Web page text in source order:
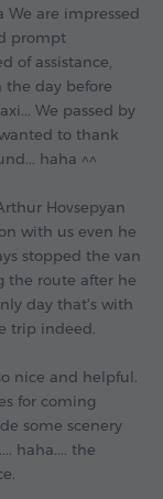
are impressed
prompt
of assistance,
the day before
We passed by
to thank
haha ^^
Hovsepyan
with us even he
stopped the van
the route after he
day that's with
trip indeed.
nice and helpful.
for coming
some scenery
haha.... the